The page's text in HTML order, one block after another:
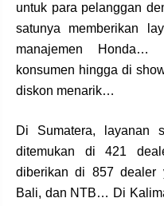
untuk para pelanggan
satunya memberikan
manajemen Honda…
konsumen hingga di
diskon menarik…
Di Sumatera, layanan
ditemukan di 421
diberikan di 857 dealer
Bali, dan NTB… Di